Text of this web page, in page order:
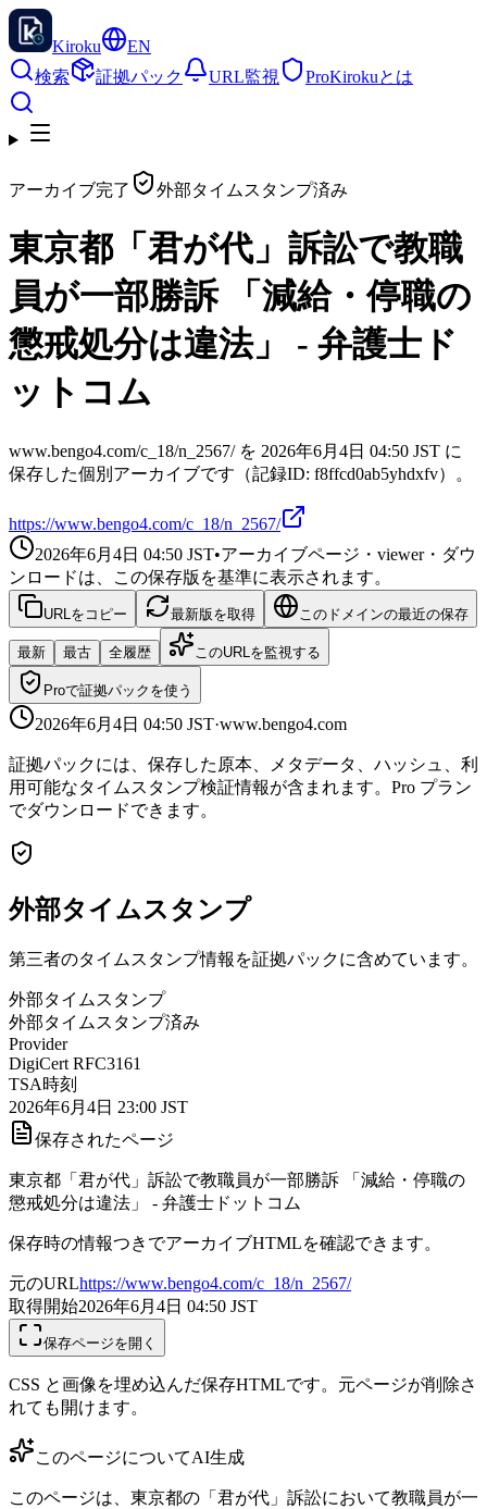
Kiroku
EN
検索
証拠パック URL監視 ProKirokuとは
アーカイブ完了 外部タイムスタンプ済み
東京都「君が代」訴訟で教職
員が一部勝訴 「減給・停職の
懲戒処分は違法」 - 弁護士ド
ットコム
www.bengo4.com/c_18/n_2567/ を 2026年6月4日 04:50 JST に
保存した個別アーカイブです（記録ID: f8ffcd0ab5yhdxfv）。
https://www.bengo4.com/c_18/n_2567/
2026年6月4日 04:50 JST•アーカイブページ・viewer・ダウ
ンロードは、この保存版を基準に表示されます。
URLをコピー 最新版を取得 このドメインの最近の保存
最新 最古 全履歴 このURLを監視する
Proで証拠パックを使う
2026年6月4日 04:50 JST·www.bengo4.com
証拠パックには、保存した原本、メタデータ、ハッシュ、利
用可能なタイムスタンプ検証情報が含まれます。Pro プラン
でダウンロードできます。
外部タイムスタンプ
第三者のタイムスタンプ情報を証拠パックに含めています。
外部タイムスタンプ
外部タイムスタンプ済み
Provider
DigiCert RFC3161
TSA時刻
2026年6月4日 23:00 JST
保存されたページ
東京都「君が代」訴訟で教職員が一部勝訴 「減給・停職の
懲戒処分は違法」 - 弁護士ドットコム
保存時の情報つきでアーカイブHTMLを確認できます。
元のURLhttps://www.bengo4.com/c_18/n_2567/
取得開始2026年6月4日 04:50 JST
保存ページを開く
CSS と画像を埋め込んだ保存HTMLです。元ページが削除さ
れても開けます。
このページについてAI生成
このページは、東京都の「君が代」訴訟において教職員が一